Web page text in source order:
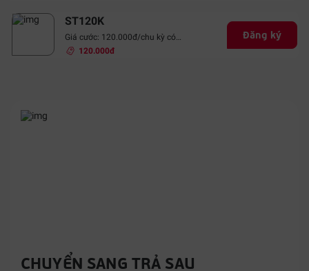
ST120K
Giá cước: 120.000đ/chu kỳ có
2GB/ngày và xem truyền hình trên ứng
120.000đ
Đăng ký
CHUYỂN SANG TRẢ SAU